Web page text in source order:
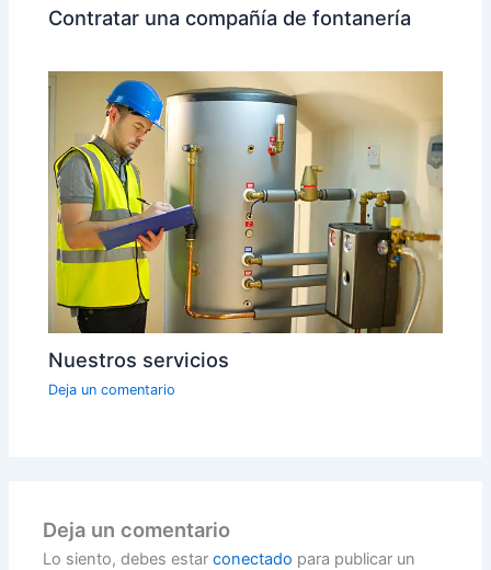
Contratar una compañía de fontanería
Nuestros servicios
Deja un comentario
Deja un comentario
Lo siento, debes estarconectado para publicar un